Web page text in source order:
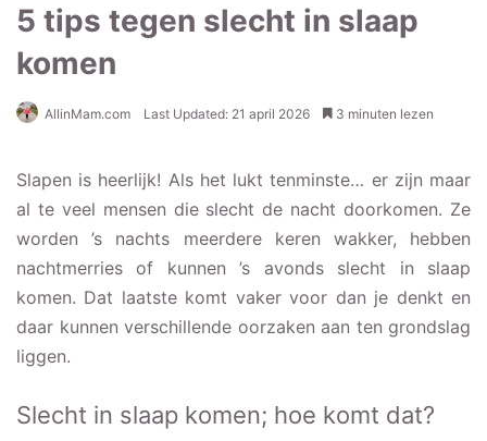
5 tips tegen slecht in slaap
komen
AllinMam.com Last Updated: 21 april 2026 3 minuten lezen
Slapen is heerlijk! Als het lukt tenminste… er zijn maar
al te veel mensen die slecht de nacht doorkomen. Ze
worden ’s nachts meerdere keren wakker, hebben
nachtmerries of kunnen ’s avonds slecht in slaap
komen. Dat laatste komt vaker voor dan je denkt en
daar kunnen verschillende oorzaken aan ten grondslag
liggen.
Slecht in slaap komen; hoe komt dat?